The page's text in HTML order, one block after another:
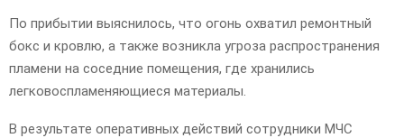
По прибытии выяснилось, что огонь охватил ремонтный
бокс и кровлю, а также возникла угроза распространения
пламени на соседние помещения, где хранились
легковоспламеняющиеся материалы.
В результате оперативных действий сотрудники МЧС